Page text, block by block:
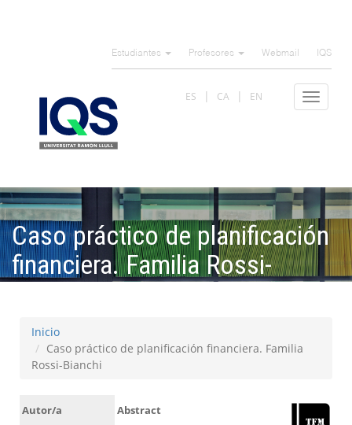
Estudiantes Profesores Webmail IQS
Toggle
ES CA EN
Caso práctico de planificación
financiera. Familia Rossi-
Inicio
Caso práctico de planificación financiera. Familia
Rossi-Bianchi
Autor/a
Abstract